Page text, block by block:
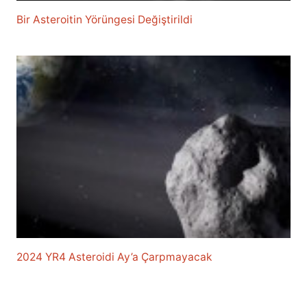
Bir Asteroitin Yörüngesi Değiştirildi
2024 YR4 Asteroidi Ay’a Çarpmayacak